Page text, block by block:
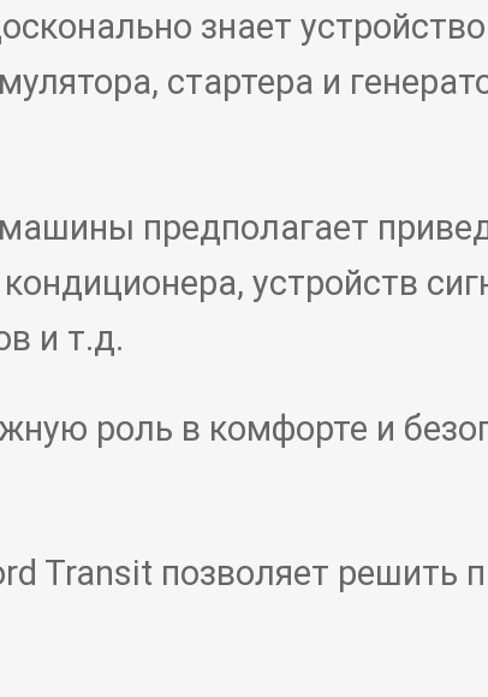
знает
стартера и
предполагает
устройств
и т.д.
роль в комфорте и
Transit позволяет решить